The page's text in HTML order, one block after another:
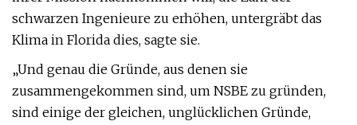
schwarzen Ingenieure zu erhöhen, untergräbt das
Klima in Florida dies, sagte sie.
„Und genau die Gründe, aus denen sie
zusammengekommen sind, um NSBE zu gründen,
sind einige der gleichen, unglücklichen Gründe,